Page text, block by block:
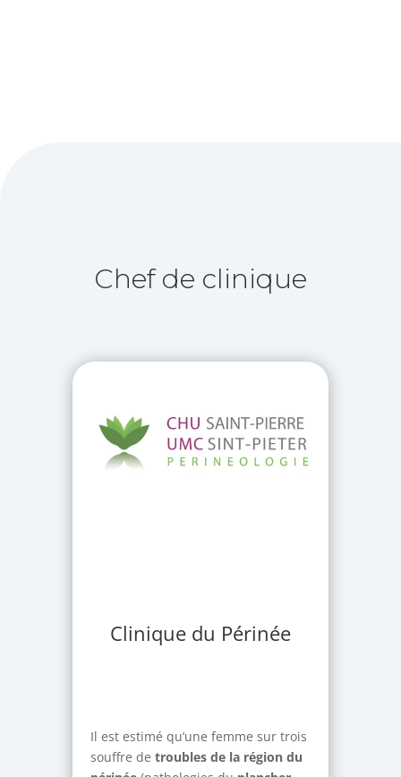
Chef de clinique
Clinique du Périnée
Il est estimé qu’une femme sur trois
souffre de troubles de la région du